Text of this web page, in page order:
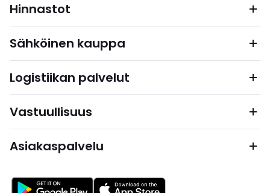
Hinnastot
Sähköinen kauppa
Logistiikan palvelut
Vastuullisuus
Asiakaspalvelu